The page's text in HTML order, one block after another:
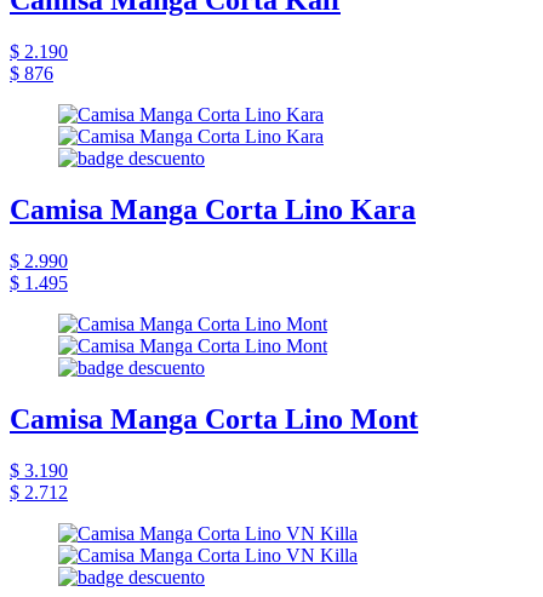
$ 2.190
$ 876
Camisa Manga Corta Lino Kara
$ 2.990
$ 1.495
Camisa Manga Corta Lino Mont
$ 3.190
$ 2.712